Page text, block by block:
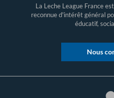
La Leche League France
reconnue d'intérêt général
éducatif,
Nous